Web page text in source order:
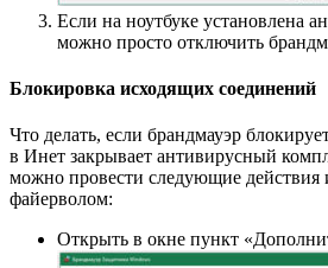
Если на ноутбуке установлена
можно просто отключить
Блокировка исходящих соединений
Что делать, если брандмауэр
в Инет закрывает антивирусный
можно провести следующие действия
файерволом:
Открыть в окне пункт